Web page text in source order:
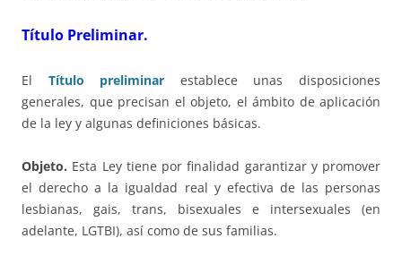
Título Preliminar.
El Título preliminar establece unas disposiciones
generales, que precisan el objeto, el ámbito de aplicación
de la ley y algunas definiciones básicas.
Objeto. Esta Ley tiene por finalidad garantizar y promover
el derecho a la igualdad real y efectiva de las personas
lesbianas, gais, trans, bisexuales e intersexuales (en
adelante, LGTBI), así como de sus familias.